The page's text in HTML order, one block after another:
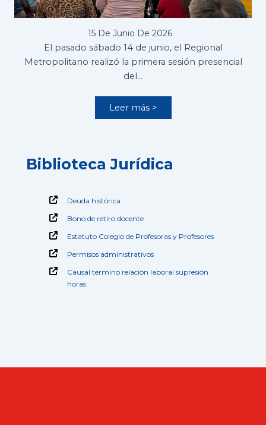
15 De Junio De 2026
El pasado sábado 14 de junio, el Regional
Metropolitano realizó la primera sesión presencial
del…
Leer más >
Biblioteca Jurídica
Deuda histórica
Bono de retiro docente
Estatuto Colegio de Profesoras y Profesores
Permisos administrativos
Causal término relación laboral supresión
horas